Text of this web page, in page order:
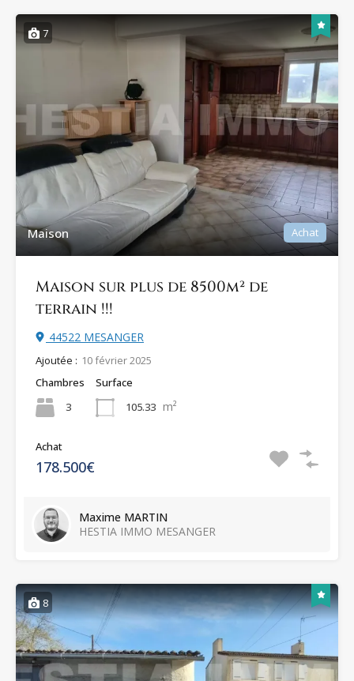
7
Maison Achat
Maison sur plus de 8500m² de
terrain !!!
44522 MESANGER
Ajoutée : 10 février 2025
Chambres
3
Surface
105.33 m²
Achat
178.500€
Maxime MARTIN
HESTIA IMMO MESANGER
8